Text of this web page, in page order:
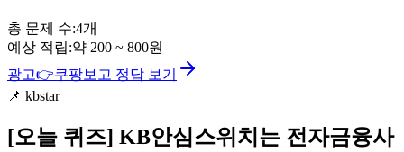
총 문제 수:4개
예상 적립:약 200 ~ 800원
광고👉쿠팡보고 정답 보기
📌 kbstar
[오늘 퀴즈] KB안심스위치는 전자금융사